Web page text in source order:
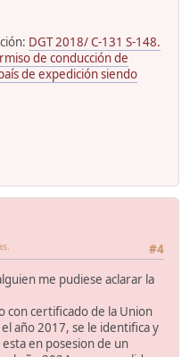
DGT 2018/ C-131 S-148.
de conducción de
de expedición siendo
#4
me pudiese aclarar la
con certificado de la Union
año 2017, se le identifica y
en posesion de un